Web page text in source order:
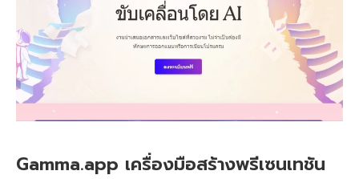
Gamma.app เครื่องมือสร้างพรีเซนเทชัน